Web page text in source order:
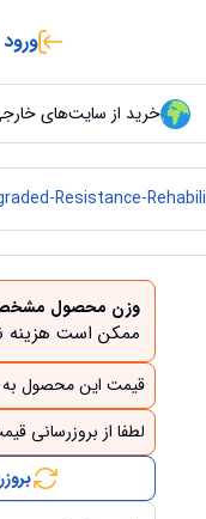
خرید از سایت‌های
وزن محصول
ممکن است هزینه
قیمت این محصول
لطفا از بروزرسانی